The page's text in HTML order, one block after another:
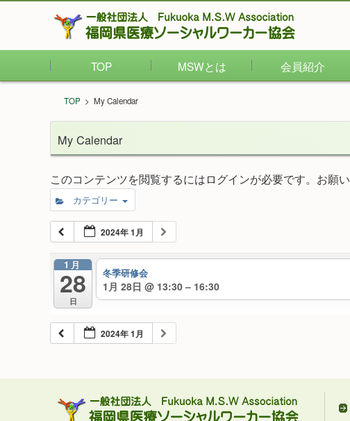
TOP MSWとは 会員紹介
TOP > My Calendar
My Calendar
このコンテンツを閲覧するにはログインが必要です。お願い
カテゴリー
2024年 1月
1月
28
日
冬季研修会
1月 28日 @ 13:30 – 16:30
2024年 1月